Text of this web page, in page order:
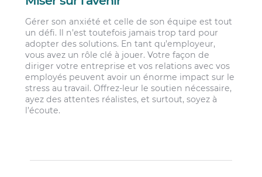
Gérer son anxiété et celle de son équipe est tout
un défi. Il n’est toutefois jamais trop tard pour
adopter des solutions. En tant qu’employeur,
vous avez un rôle clé à jouer. Votre façon de
diriger votre entreprise et vos relations avec vos
employés peuvent avoir un énorme impact sur le
stress au travail. Offrez-leur le soutien nécessaire,
ayez des attentes réalistes, et surtout, soyez à
l’écoute.